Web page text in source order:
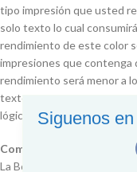
tipo impresión que usted
solo texto lo cual
rendimiento de este color
impresiones que contenga
rendimiento será menor a
textos entre otros que
lógica se consumirá más.
Compatible con
La Bolsa de Tinta Epson
Siguenos